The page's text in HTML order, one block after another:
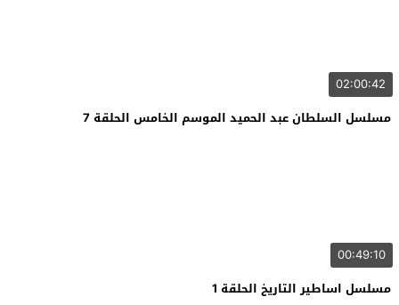
02:00:42
مسلسل السلطان عبد الحميد الموسم الخامس الحلقة 7
00:49:10
مسلسل اساطير التاريخ الحلقة 1